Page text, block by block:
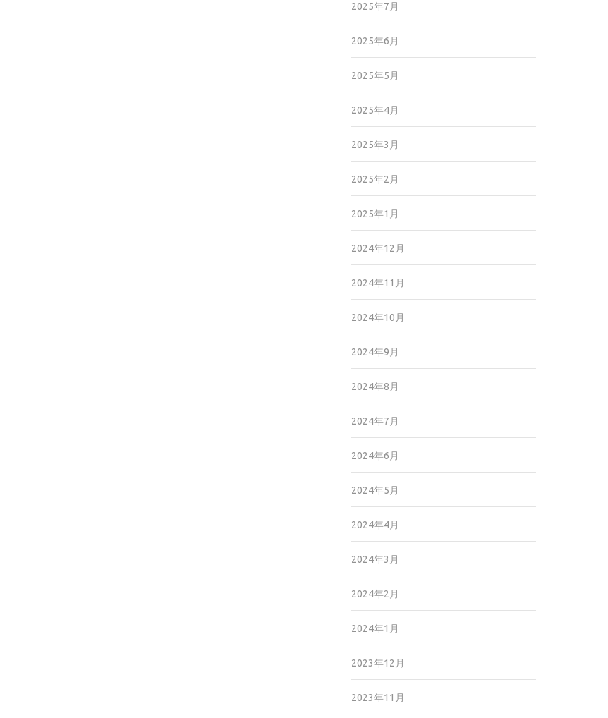
2025年7月
2025年6月
2025年5月
2025年4月
2025年3月
2025年2月
2025年1月
2024年12月
2024年11月
2024年10月
2024年9月
2024年8月
2024年7月
2024年6月
2024年5月
2024年4月
2024年3月
2024年2月
2024年1月
2023年12月
2023年11月